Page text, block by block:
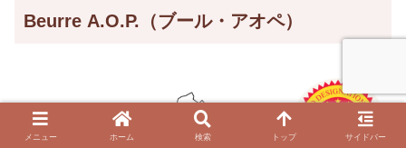
Beurre A.O.P.（ブール・アオペ）
メニュー ホーム 検索 トップ サイドバー